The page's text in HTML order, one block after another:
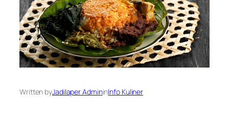
Written byJadilaper AdmininInfo Kuliner